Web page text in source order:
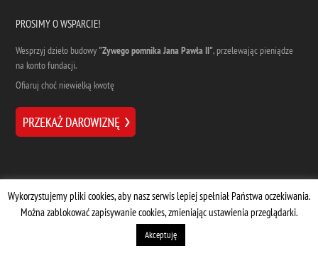
PROSIMY O WSPARCIE!
Wesprzyj dzieło budowy "Zywego pomnika Jana Pawła II", przelewając pieniądze
na konto fundacji.
Ofiaruj choć niewielką kwotę
Designed byMarta Dziuba| Supported byStermedia
Wykorzystujemy pliki cookies, aby nasz serwis lepiej spełniał Państwa oczekiwania.
Można zablokować zapisywanie cookies, zmieniając ustawienia przeglądarki.
Akceptuję